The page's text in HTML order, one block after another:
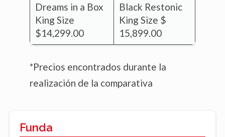
Dreams in a Box
King Size
$14,299.00
Black Restonic
King Size $
15,899.00
*Precios encontrados durante la
realización de la comparativa
Funda